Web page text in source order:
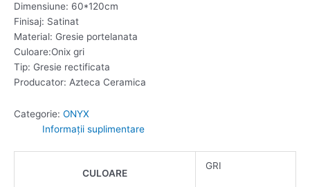
Dimensiune: 60*120cm
Finisaj: Satinat
Material: Gresie portelanata
Culoare:Onix gri
Tip: Gresie rectificata
Producator: Azteca Ceramica
Categorie: ONYX
Informații suplimentare
CULOARE
GRI